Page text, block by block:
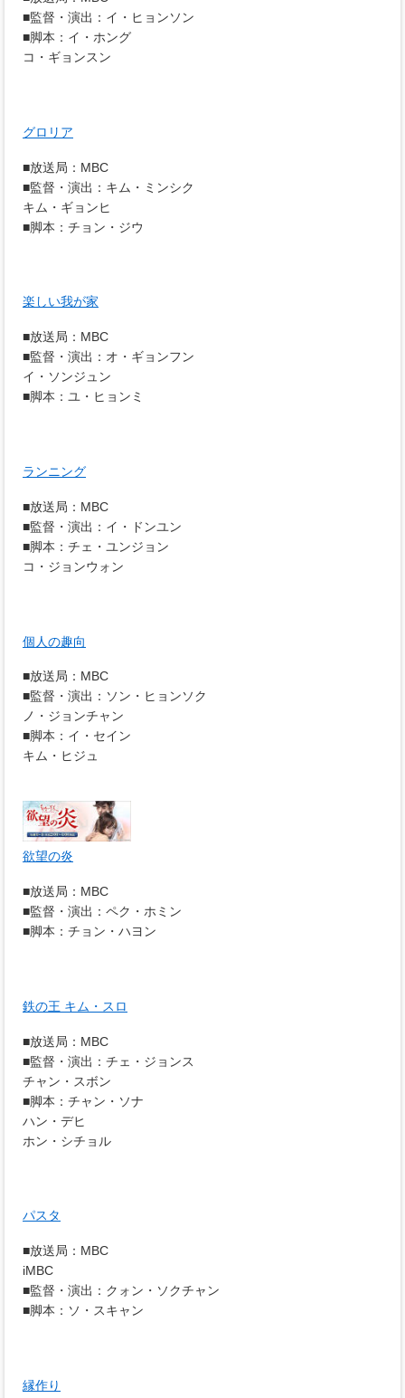
■監督・演出：イ・ヒョンソン
■脚本：イ・ホング
コ・ギョンスン
グロリア
■放送局：MBC
■監督・演出：キム・ミンシク
キム・ギョンヒ
■脚本：チョン・ジウ
楽しい我が家
■放送局：MBC
■監督・演出：オ・ギョンフン
イ・ソンジュン
■脚本：ユ・ヒョンミ
ランニング
■放送局：MBC
■監督・演出：イ・ドンユン
■脚本：チェ・ユンジョン
コ・ジョンウォン
個人の趣向
■放送局：MBC
■監督・演出：ソン・ヒョンソク
ノ・ジョンチャン
■脚本：イ・セイン
キム・ヒジュ
欲望の炎
■放送局：MBC
■監督・演出：ペク・ホミン
■脚本：チョン・ハヨン
鉄の王 キム・スロ
■放送局：MBC
■監督・演出：チェ・ジョンス
チャン・スボン
■脚本：チャン・ソナ
ハン・デヒ
ホン・シチョル
パスタ
■放送局：MBC
iMBC
■監督・演出：クォン・ソクチャン
■脚本：ソ・スキャン
縁作り